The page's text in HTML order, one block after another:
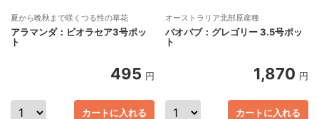
夏から晩秋まで咲くつる性の草花
アラマンダ：ビオラセア3号ポッ
ト
495 円
カートに入れる
オーストラリア北部原産種
バオバブ：グレゴリー 3.5号ポッ
ト
1,870 円
カートに入れる